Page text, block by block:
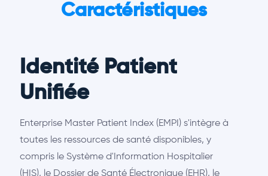
Caractéristiques
Identité Patient
Unifiée
Enterprise Master Patient Index (EMPI) s'intègre à
toutes les ressources de santé disponibles, y
compris le Système d'Information Hospitalier
(HIS), le Dossier de Santé Électronique (EHR), le